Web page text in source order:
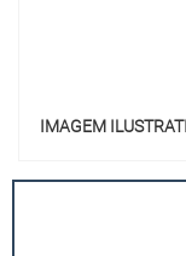
IMAGEM